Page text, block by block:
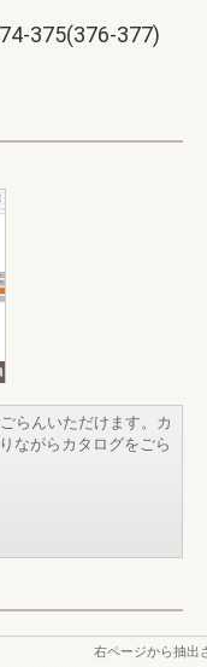
375(376-377)
らんいただけます。カ
ながらカタログをごら
右ページから抽出